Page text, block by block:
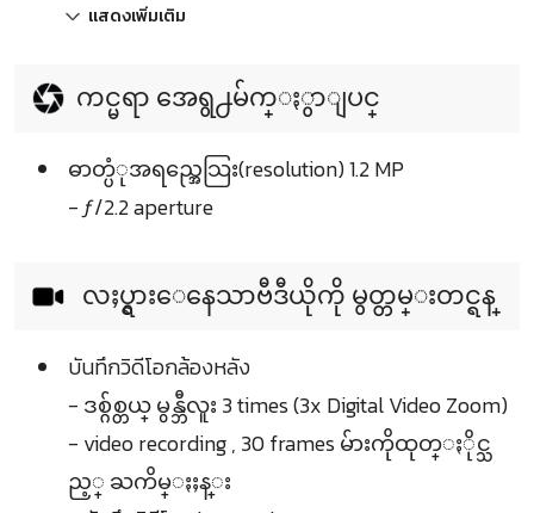
แสดงเพิ่มเติม
ကင္မရာ အေရွ႕မ်က္ႏွာျပင္
ဓာတ္ပံုအရည္အေသြး(resolution) 1.2 MP
- ƒ/2.2 aperture
လႈပ္ရွားေနေသာဗီဒီယိုကို မွတ္တမ္းတင္ရန္
บันทึกวิดีโอกล้องหลัง
- ဒစ္ဂ်စ္တယ္ မွန္ဘီလူး 3 times (3x Digital Video Zoom)
- video recording , 30 frames မ်ားကိုထုတ္ႏိုင္သ
ည့္ ႀကိမ္ႏႈန္း